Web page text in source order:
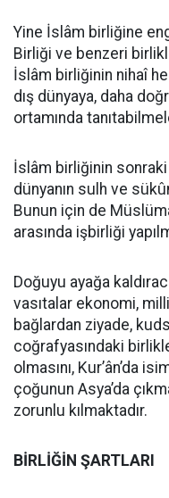
Yine İslâm birliğine
Birliği ve benzeri
İslâm birliğinin nihaî
dış dünyaya, daha
ortamında
İslâm birliğinin sonraki
dünyanın sulh ve
Bunun için de
arasında işbirliği
Doğuyu ayağa
vasıtalar ekonomi,
bağlardan ziyade,
coğrafyasındaki
olmasını, Kur’ân’da
çoğunun Asya’da
zorunlu kılmaktadır.
BİRLİĞİN ŞARTLARI